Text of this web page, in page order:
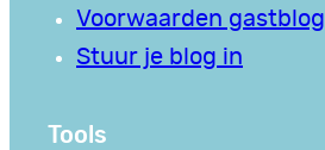
Voorwaarden gastblog
Stuur je blog in
Tools